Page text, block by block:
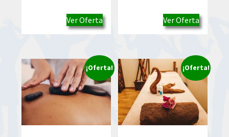
original
era:
actual
es:
39.00€.
Ver Oferta
original
era:
actual
es:
39.00€.
Ver Oferta
¡Oferta! ¡Oferta!